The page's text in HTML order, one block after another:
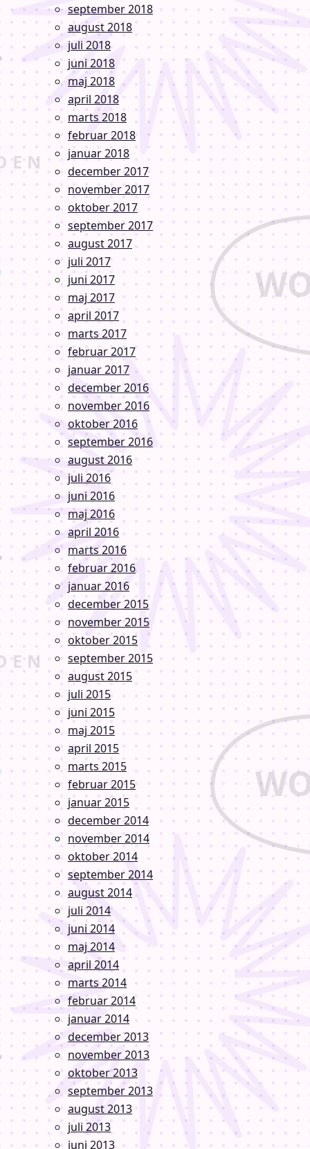
september 2018
august 2018
juli 2018
juni 2018
maj 2018
april 2018
marts 2018
februar 2018
januar 2018
december 2017
november 2017
oktober 2017
september 2017
august 2017
juli 2017
juni 2017
maj 2017
april 2017
marts 2017
februar 2017
januar 2017
december 2016
november 2016
oktober 2016
september 2016
august 2016
juli 2016
juni 2016
maj 2016
april 2016
marts 2016
februar 2016
januar 2016
december 2015
november 2015
oktober 2015
september 2015
august 2015
juli 2015
juni 2015
maj 2015
april 2015
marts 2015
februar 2015
januar 2015
december 2014
november 2014
oktober 2014
september 2014
august 2014
juli 2014
juni 2014
maj 2014
april 2014
marts 2014
februar 2014
januar 2014
december 2013
november 2013
oktober 2013
september 2013
august 2013
juli 2013
juni 2013